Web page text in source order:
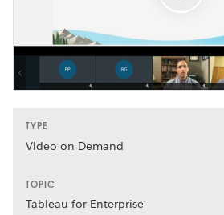
TYPE
Video on Demand
TOPIC
Tableau for Enterprise